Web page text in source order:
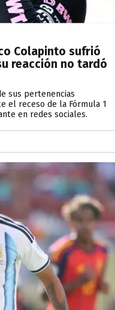
Colapinto sufrió
reacción no tardó
sus pertenencias
el receso de la Fórmula 1
en redes sociales.